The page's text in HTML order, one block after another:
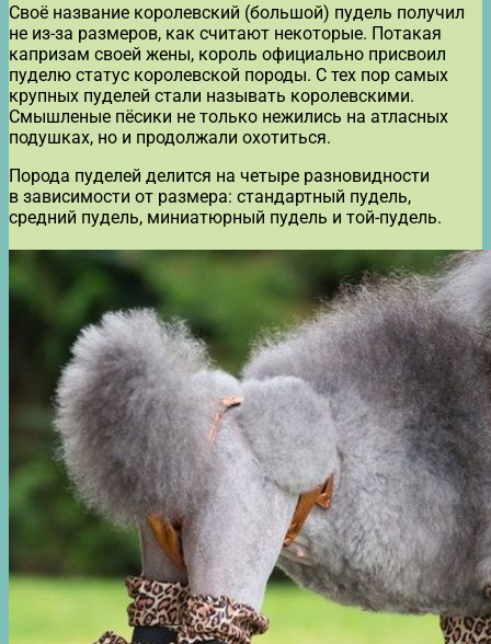
Своё название королевский (большой) пудель получил
не из-за размеров, как считают некоторые. Потакая
капризам своей жены, король официально присвоил
пуделю статус королевской породы. С тех пор самых
крупных пуделей стали называть королевскими.
Смышленые пёсики не только нежились на атласных
подушках, но и продолжали охотиться.
Порода пуделей делится на четыре разновидности
в зависимости от размера: стандартный пудель,
средний пудель, миниатюрный пудель и той-пудель.